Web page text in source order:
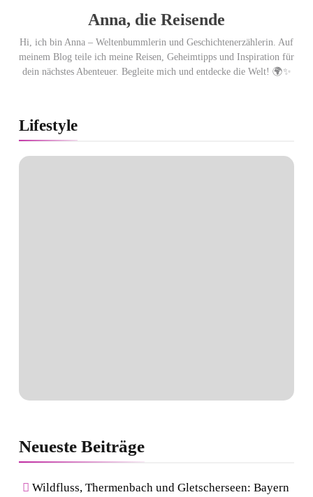
Anna, die Reisende
Hi, ich bin Anna – Weltenbummlerin und Geschichtenerzählerin. Auf
meinem Blog teile ich meine Reisen, Geheimtipps und Inspiration für
dein nächstes Abenteuer. Begleite mich und entdecke die Welt! 🌍✨
Lifestyle
Neueste Beiträge
Wildfluss, Thermenbach und Gletscherseen: Bayern